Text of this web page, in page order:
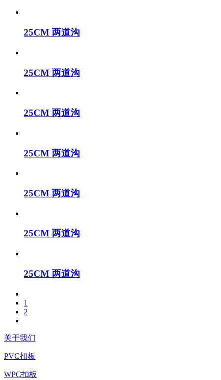
25CM 两道沟
25CM 两道沟
25CM 两道沟
25CM 两道沟
25CM 两道沟
25CM 两道沟
25CM 两道沟
1
2
关于我们
PVC扣板
WPC扣板